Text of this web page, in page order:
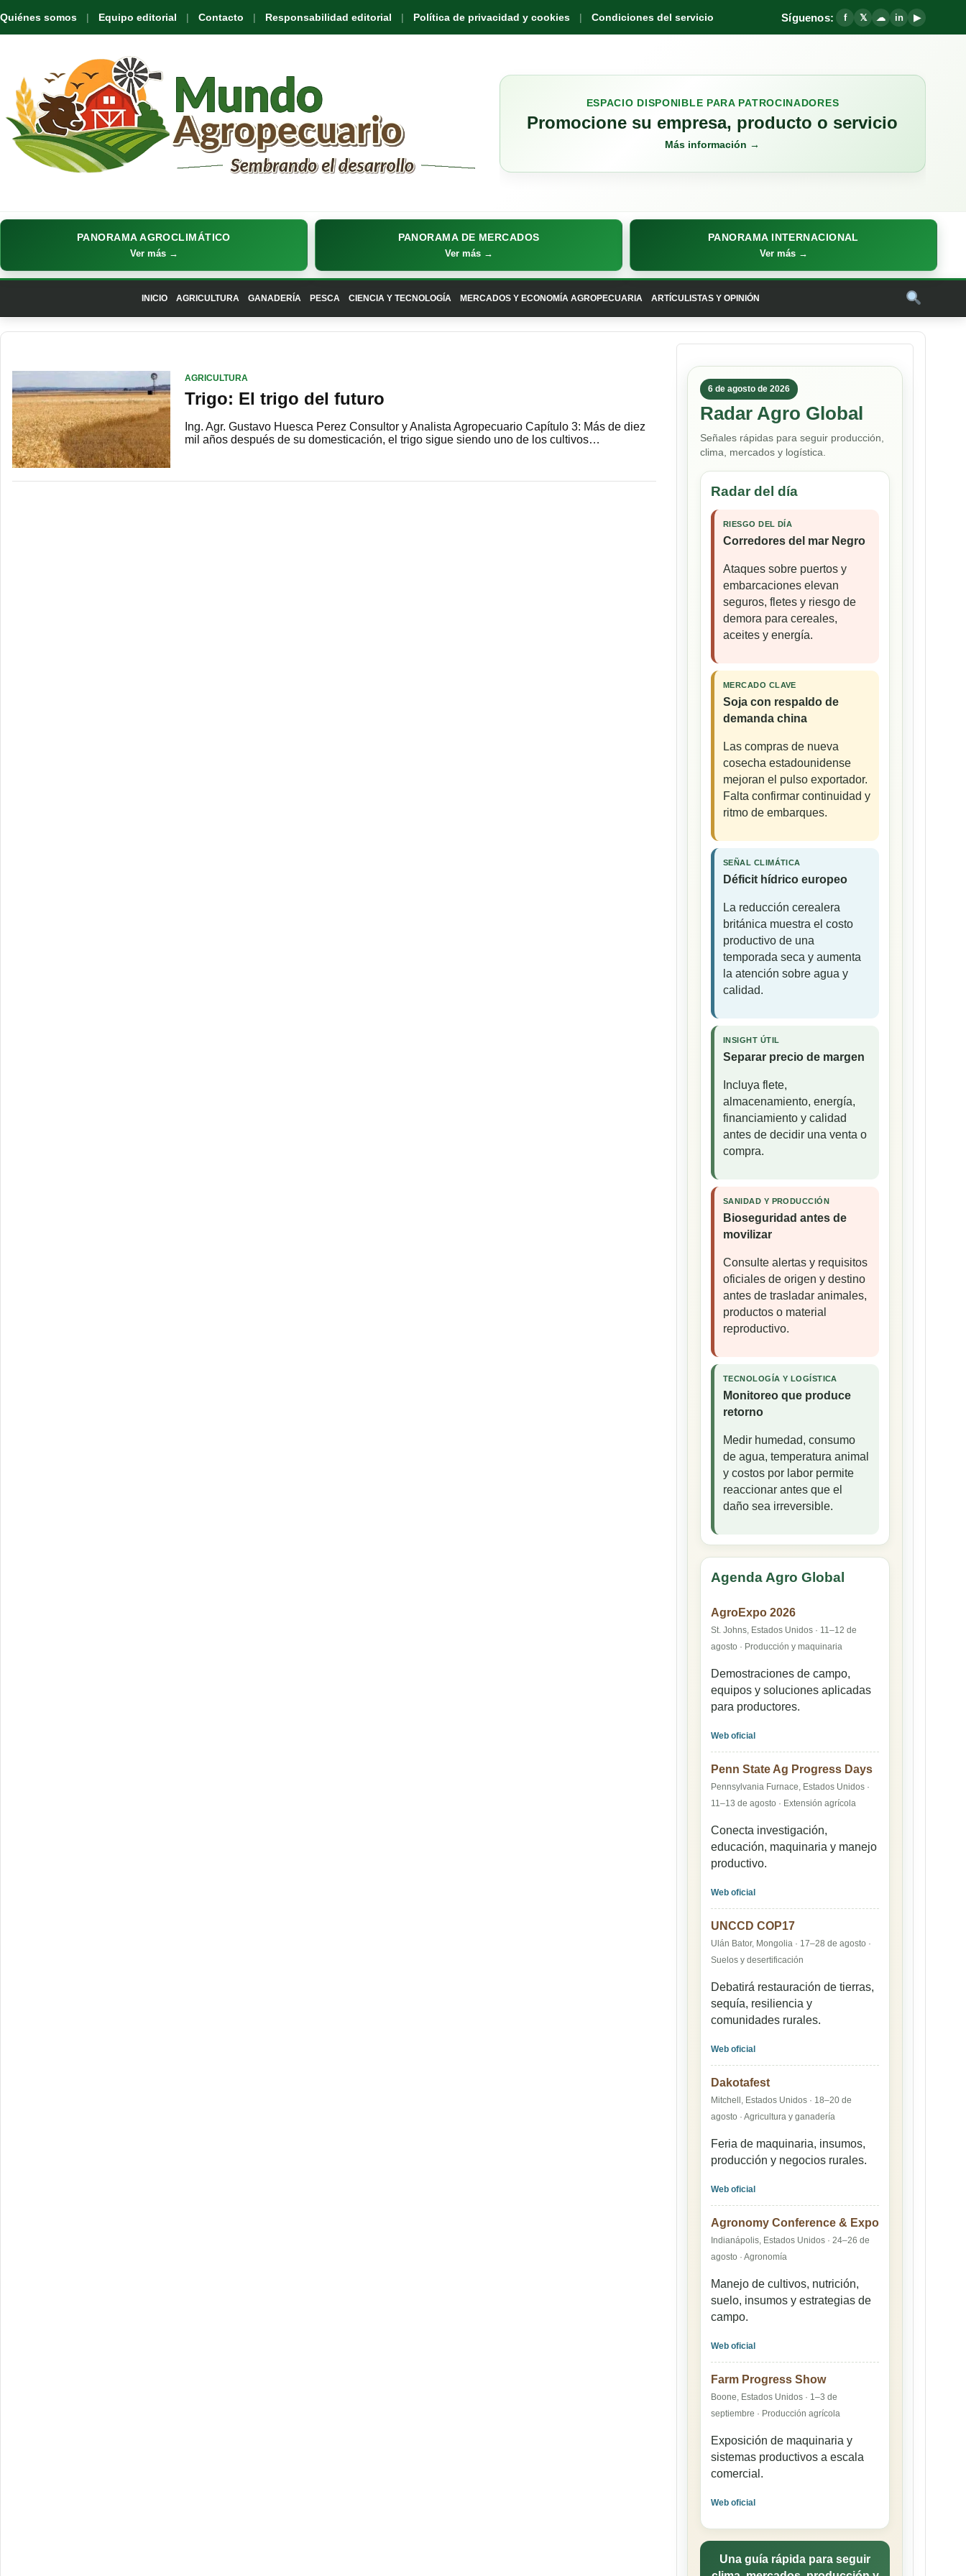
Quiénes somos Equipo editorial Contacto Responsabilidad editorial Política de privacidad y cookies Condiciones del servicio Síguenos: f 𝕏 ☁ in ▶
ESPACIO DISPONIBLE PARA PATROCINADORES
Promocione su empresa, producto o servicio
Más información →
PANORAMA AGROCLIMÁTICO
Ver más →
PANORAMA DE MERCADOS
Ver más →
PANORAMA INTERNACIONAL
Ver más →
INICIO AGRICULTURA GANADERÍA PESCA CIENCIA Y TECNOLOGÍA MERCADOS Y ECONOMÍA AGROPECUARIA ARTÍCULISTAS Y OPINIÓN
AGRICULTURA
Trigo: El trigo del futuro
Ing. Agr. Gustavo Huesca Perez Consultor y Analista Agropecuario Capítulo 3: Más de diez
mil años después de su domesticación, el trigo sigue siendo uno de los cultivos…
6 de agosto de 2026
Radar Agro Global
Señales rápidas para seguir producción,
clima, mercados y logística.
Radar del día
RIESGO DEL DÍA
Corredores del mar Negro
Ataques sobre puertos y
embarcaciones elevan
seguros, fletes y riesgo de
demora para cereales,
aceites y energía.
MERCADO CLAVE
Soja con respaldo de
demanda china
Las compras de nueva
cosecha estadounidense
mejoran el pulso exportador.
Falta confirmar continuidad y
ritmo de embarques.
SEÑAL CLIMÁTICA
Déficit hídrico europeo
La reducción cerealera
británica muestra el costo
productivo de una
temporada seca y aumenta
la atención sobre agua y
calidad.
INSIGHT ÚTIL
Separar precio de margen
Incluya flete,
almacenamiento, energía,
financiamiento y calidad
antes de decidir una venta o
compra.
SANIDAD Y PRODUCCIÓN
Bioseguridad antes de
movilizar
Consulte alertas y requisitos
oficiales de origen y destino
antes de trasladar animales,
productos o material
reproductivo.
TECNOLOGÍA Y LOGÍSTICA
Monitoreo que produce
retorno
Medir humedad, consumo
de agua, temperatura animal
y costos por labor permite
reaccionar antes que el
daño sea irreversible.
Agenda Agro Global
AgroExpo 2026
St. Johns, Estados Unidos · 11–12 de
agosto · Producción y maquinaria
Demostraciones de campo,
equipos y soluciones aplicadas
para productores.
Web oficial
Penn State Ag Progress Days
Pennsylvania Furnace, Estados Unidos ·
11–13 de agosto · Extensión agrícola
Conecta investigación,
educación, maquinaria y manejo
productivo.
Web oficial
UNCCD COP17
Ulán Bator, Mongolia · 17–28 de agosto ·
Suelos y desertificación
Debatirá restauración de tierras,
sequía, resiliencia y
comunidades rurales.
Web oficial
Dakotafest
Mitchell, Estados Unidos · 18–20 de
agosto · Agricultura y ganadería
Feria de maquinaria, insumos,
producción y negocios rurales.
Web oficial
Agronomy Conference & Expo
Indianápolis, Estados Unidos · 24–26 de
agosto · Agronomía
Manejo de cultivos, nutrición,
suelo, insumos y estrategias de
campo.
Web oficial
Farm Progress Show
Boone, Estados Unidos · 1–3 de
septiembre · Producción agrícola
Exposición de maquinaria y
sistemas productivos a escala
comercial.
Web oficial
Una guía rápida para seguir